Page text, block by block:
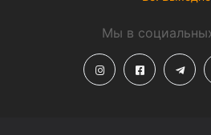
Мы в